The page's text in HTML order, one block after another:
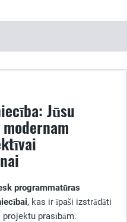
Jūsu
programmatūras
, kas ir īpaši izstrādāti
prasībām.